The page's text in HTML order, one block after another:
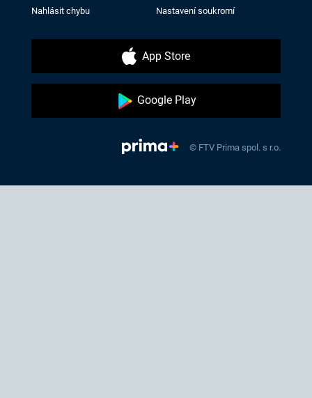
Nahlásit chybu Nastavení soukromí
App Store
Google Play
© FTV Prima spol. s r.o.